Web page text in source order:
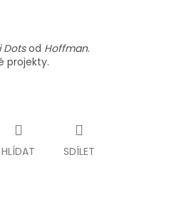
Dotsod Hoffman.
projekty.
HLÍDAT SDÍLET